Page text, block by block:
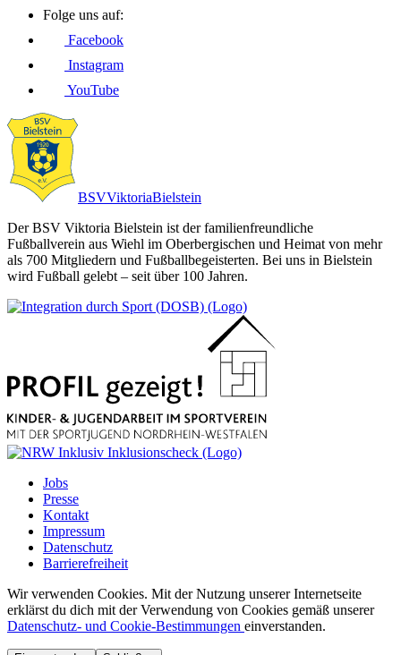
Folge uns auf:
Facebook
Instagram
YouTube
BSVViktoriaBielstein
Der BSV Viktoria Bielstein ist der familienfreundliche
Fußballverein aus Wiehl im Oberbergischen und Heimat von mehr
als 700 Mitgliedern und Fußballbegeisterten. Bei uns in Bielstein
wird Fußball gelebt – seit über 100 Jahren.
Jobs
Presse
Kontakt
Impressum
Datenschutz
Barrierefreiheit
Wir verwenden Cookies. Mit der Nutzung unserer Internetseite
erklärst du dich mit der Verwendung von Cookies gemäß unserer
Datenschutz- und Cookie-Bestimmungen einverstanden.